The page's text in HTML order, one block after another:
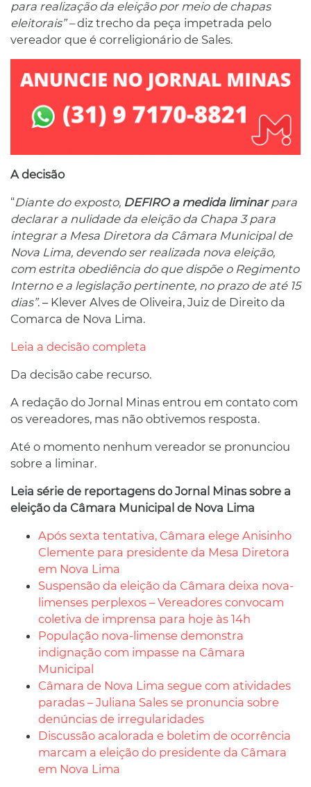
para realização da eleição por meio de chapas
eleitorais” –diz trecho da peça impetrada pelo
vereador que é correligionário de Sales.
A decisão
“Diante do exposto, DEFIRO a medida liminarpara
declarar a nulidade da eleição da Chapa 3 para
integrar a Mesa Diretora da Câmara Municipal de
Nova Lima, devendo ser realizada nova eleição,
com estrita obediência do que dispõe o Regimento
Interno e a legislação pertinente, no prazo de até 15
dias”. – Klever Alves de Oliveira, Juiz de Direito da
Comarca de Nova Lima.
Leia a decisão completa
Da decisão cabe recurso.
A redação do Jornal Minas entrou em contato com
os vereadores, mas não obtivemos resposta.
Até o momento nenhum vereador se pronunciou
sobre a liminar.
Leia série de reportagens do Jornal Minas sobre a
eleição da Câmara Municipal de Nova Lima
Após sexta tentativa, Câmara elege Anisinho
Clemente para presidente da Mesa Diretora
em Nova Lima
Suspensão da eleição da Câmara deixa nova-
limenses perplexos – Vereadores convocam
coletiva de imprensa para hoje às 14h
População nova-limense demonstra
indignação com impasse na Câmara
Municipal
Câmara de Nova Lima segue com atividades
paradas – Juliana Sales se pronuncia sobre
denúncias de irregularidades
Discussão acalorada e boletim de ocorrência
marcam a eleição do presidente da Câmara
em Nova Lima